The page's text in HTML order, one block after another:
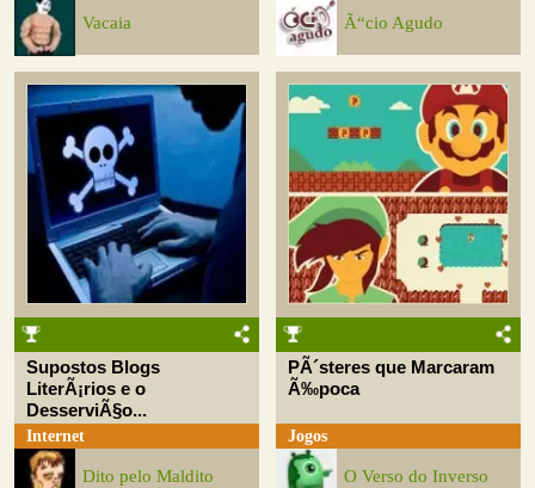
Vacaia Ã“cio Agudo
Supostos Blogs
LiterÃ¡rios e o
DesserviÃ§o...
Internet
Dito pelo Maldito
PÃ´steres que Marcaram
Ã‰poca
Jogos
O Verso do Inverso